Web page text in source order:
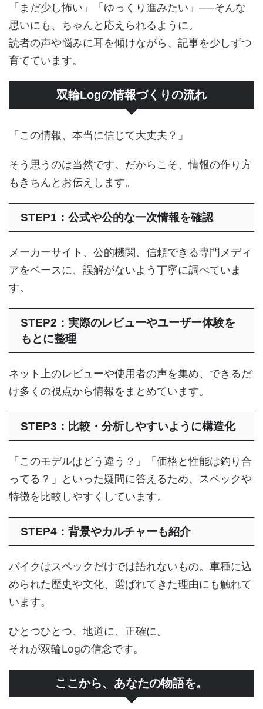
「まだ少し怖い」「ゆっくり進みたい」──そんな
思いにも、ちゃんと応えられるように。
読者の声や悩みに耳を傾けながら、記事を少しずつ
育てています。
双輪Logの情報づくりの流れ
「この情報、本当に信じて大丈夫？」
そう思うのは当然です。だからこそ、情報の作り方
もきちんとお伝えします。
STEP1：公式や公的な一次情報を確認
メーカーサイト、公的機関、信頼できる専門メディ
アをベースに、誤解がないよう丁寧に調べていま
す。
STEP2：実際のレビューやユーザー体験を
もとに整理
ネット上のレビューや使用者の声を集め、できるだ
け多くの視点から情報をまとめています。
STEP3：比較・分析しやすいように構造化
「このモデルはどう違う？」「価格と性能は釣り合
ってる？」といった疑問に答えるため、スペックや
特徴を比較しやすくしています。
STEP4：背景やカルチャーも紹介
バイクはスペックだけでは語れないもの。車種に込
められた歴史や文化、選ばれてきた理由にも触れて
います。
ひとつひとつ、地道に、正確に。
それが双輪Logの信念です。
ここから、あなたの物語を。